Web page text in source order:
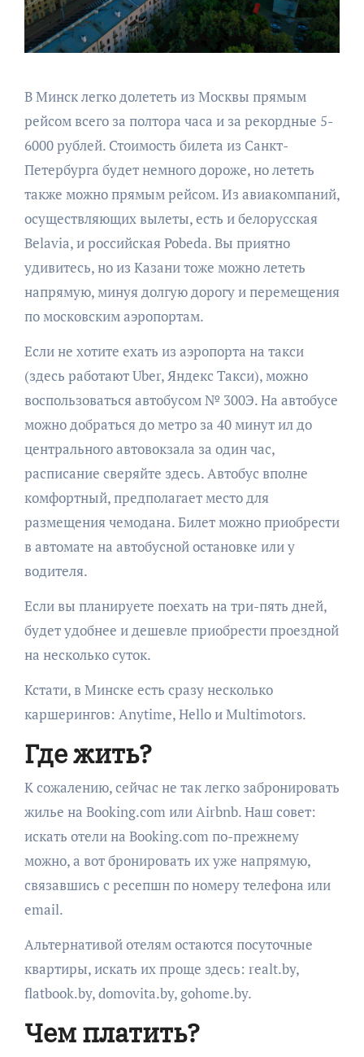
В Минск легко долететь из Москвы прямым
рейсом всего за полтора часа и за рекордные 5-
6000 рублей. Стоимость билета из Санкт-
Петербурга будет немного дороже, но лететь
также можно прямым рейсом. Из авиакомпаний,
осуществляющих вылеты, есть и белорусская
Belavia, и российская Pobeda. Вы приятно
удивитесь, но из Казани тоже можно лететь
напрямую, минуя долгую дорогу и перемещения
по московским аэропортам.
Если не хотите ехать из аэропорта на такси
(здесь работают Uber, Яндекс Такси), можно
воспользоваться автобусом № 300Э. На автобусе
можно добраться до метро за 40 минут ил до
центрального автовокзала за один час,
расписание сверяйте здесь. Автобус вполне
комфортный, предполагает место для
размещения чемодана. Билет можно приобрести
в автомате на автобусной остановке или у
водителя.
Если вы планируете поехать на три-пять дней,
будет удобнее и дешевле приобрести проездной
на несколько суток.
Кстати, в Минске есть сразу несколько
каршерингов: Anytime, Hello и Multimotors.
Где жить?
К сожалению, сейчас не так легко забронировать
жилье на Booking.com или Airbnb. Наш совет:
искать отели на Booking.com по-прежнему
можно, а вот бронировать их уже напрямую,
связавшись с ресепшн по номеру телефона или
email.
Альтернативой отелям остаются посуточные
квартиры, искать их проще здесь: realt.by,
flatbook.by, domovita.by, gohome.by.
Чем платить?